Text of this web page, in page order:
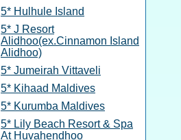
5* Hulhule Island
5* J Resort
Alidhoo(ex.Cinnamon Island
Alidhoo)
5* Jumeirah Vittaveli
5* Kihaad Maldives
5* Kurumba Maldives
5* Lily Beach Resort & Spa
At Huvahendhoo